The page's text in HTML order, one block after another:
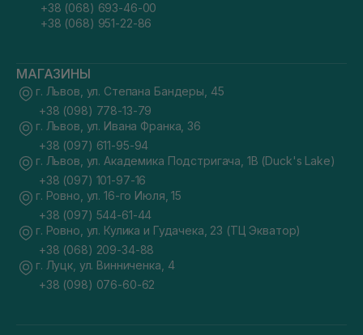
+38 (068) 693-46-00
+38 (068) 951-22-86
МАГАЗИНЫ
г. Львов, ул. Степана Бандеры, 45
+38 (098) 778-13-79
г. Львов, ул. Ивана Франка, 36
+38 (097) 611-95-94
г. Львов, ул. Академика Подстригача, 1В (Duck's Lake)
+38 (097) 101-97-16
г. Ровно, ул. 16-го Июля, 15
+38 (097) 544-61-44
г. Ровно, ул. Кулика и Гудачека, 23 (ТЦ Экватор)
+38 (068) 209-34-88
г. Луцк, ул. Винниченка, 4
+38 (098) 076-60-62